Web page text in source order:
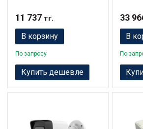
11 737 тг.
В корзину
По запросу
Купить дешевле
33
В
По